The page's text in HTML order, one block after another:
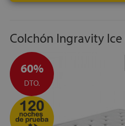
Colchón Ingravity Ice
60%
DTO.